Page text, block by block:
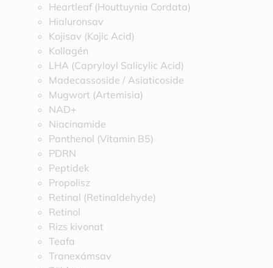
Heartleaf (Houttuynia Cordata)
Hialuronsav
Kojisav (Kojic Acid)
Kollagén
LHA (Capryloyl Salicylic Acid)
Madecassoside / Asiaticoside
Mugwort (Artemisia)
NAD+
Niacinamide
Panthenol (Vitamin B5)
PDRN
Peptidek
Propolisz
Retinal (Retinaldehyde)
Retinol
Rizs kivonat
Teafa
Tranexámsav